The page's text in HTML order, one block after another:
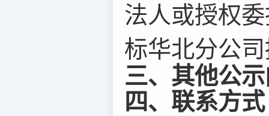
法人或授权
标华北分公
三、其他公
四、联系方式